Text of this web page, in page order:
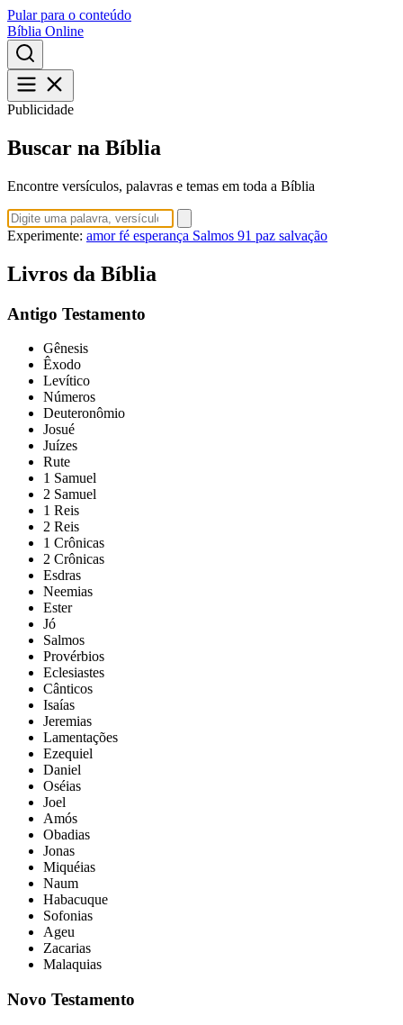
Pular para o conteúdo
Bíblia Online
Publicidade
Buscar na Bíblia
Encontre versículos, palavras e temas em toda a Bíblia
Experimente: amorfé esperança Salmos 91 paz salvação
Livros da Bíblia
Antigo Testamento
Gênesis
Êxodo
Levítico
Números
Deuteronômio
Josué
Juízes
Rute
1 Samuel
2 Samuel
1 Reis
2 Reis
1 Crônicas
2 Crônicas
Esdras
Neemias
Ester
Jó
Salmos
Provérbios
Eclesiastes
Cânticos
Isaías
Jeremias
Lamentações
Ezequiel
Daniel
Oséias
Joel
Amós
Obadias
Jonas
Miquéias
Naum
Habacuque
Sofonias
Ageu
Zacarias
Malaquias
Novo Testamento